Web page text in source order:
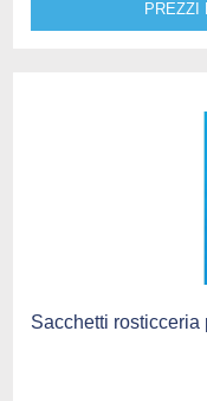
PREZZI
Sacchetti rosticceria